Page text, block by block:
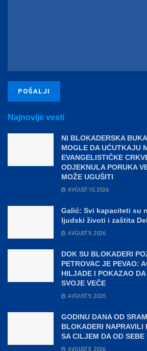
Najnovije vesti
NI BLOKADERSKA
MOGLE DA UĆUTKAJU
EVANGELISTIČKE
ODJEKNULA PORUKA
MOŽE UGUŠITI
AVGUST 10, 2026
Galić: Svi kapaciteti su
ljudski životi i zaštita
AVGUST 9, 2026
DOK SU BLOKADERI
PETROVAC JE PEVAO:
HILJADE I POKAZAO
SVOJE VEČE
AVGUST 9, 2026
GODINU DANA OD
BLOKADERI NAPRAVILI
SA CILJEM DA OD SEBE
AVGUST 9, 2026